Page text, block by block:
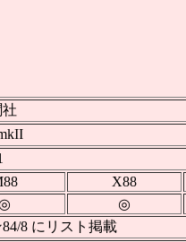
X88
◎
◎
8 にリスト掲載